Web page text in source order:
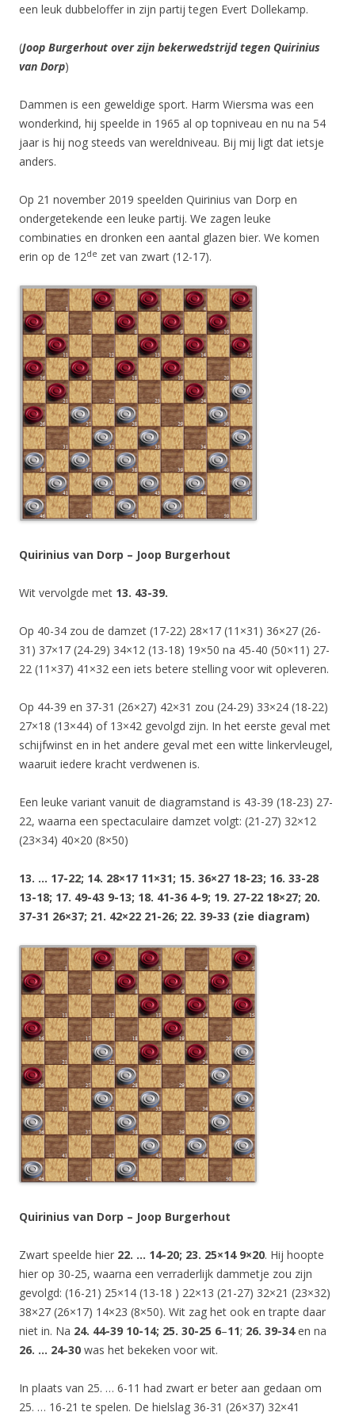
een leuk dubbeloffer in zijn partij tegen Evert Dollekamp.
(Joop Burgerhout over zijn bekerwedstrijd tegen Quirinius
van Dorp)
Dammen is een geweldige sport. Harm Wiersma was een
wonderkind, hij speelde in 1965 al op topniveau en nu na 54
jaar is hij nog steeds van wereldniveau. Bij mij ligt dat ietsje
anders.
Op 21 november 2019 speelden Quirinius van Dorp en
ondergetekende een leuke partij. We zagen leuke
combinaties en dronken een aantal glazen bier. We komen
erin op de 12de zet van zwart (12-17).
Quirinius van Dorp – Joop Burgerhout
Wit vervolgde met 13. 43-39.
Op 40-34 zou de damzet (17-22) 28×17 (11×31) 36×27 (26-
31) 37×17 (24-29) 34×12 (13-18) 19×50 na 45-40 (50×11) 27-
22 (11×37) 41×32 een iets betere stelling voor wit opleveren.
Op 44-39 en 37-31 (26×27) 42×31 zou (24-29) 33×24 (18-22)
27×18 (13×44) of 13×42 gevolgd zijn. In het eerste geval met
schijfwinst en in het andere geval met een witte linkervleugel,
waaruit iedere kracht verdwenen is.
Een leuke variant vanuit de diagramstand is 43-39 (18-23) 27-
22, waarna een spectaculaire damzet volgt: (21-27) 32×12
(23×34) 40×20 (8×50)
13. … 17-22; 14. 28×17 11×31; 15. 36×27 18-23; 16. 33-28
13-18; 17. 49-43 9-13; 18. 41-36 4-9; 19. 27-22 18×27; 20.
37-31 26×37; 21. 42×22 21-26; 22. 39-33 (zie diagram)
Quirinius van Dorp – Joop Burgerhout
Zwart speelde hier 22. … 14-20; 23. 25×14 9×20. Hij hoopte
hier op 30-25, waarna een verraderlijk dammetje zou zijn
gevolgd: (16-21) 25×14 (13-18 ) 22×13 (21-27) 32×21 (23×32)
38×27 (26×17) 14×23 (8×50). Wit zag het ook en trapte daar
niet in. Na 24. 44-39 10-14; 25. 30-25 6–11; 26. 39-34en na
26. … 24-30 was het bekeken voor wit.
In plaats van 25. … 6-11 had zwart er beter aan gedaan om
25. … 16-21 te spelen. De hielslag 36-31 (26×37) 32×41